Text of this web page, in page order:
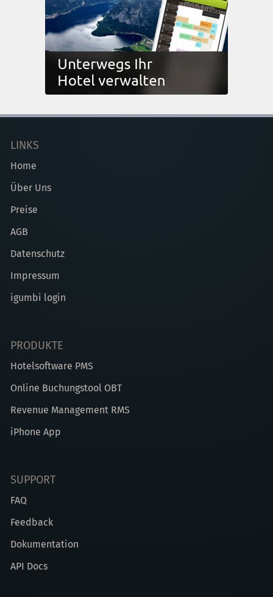
LINKS
Home
Über Uns
Preise
AGB
Datenschutz
Impressum
igumbi login
PRODUKTE
Hotelsoftware PMS
Online Buchungstool OBT
Revenue Management RMS
iPhone App
SUPPORT
FAQ
Feedback
Dokumentation
API Docs